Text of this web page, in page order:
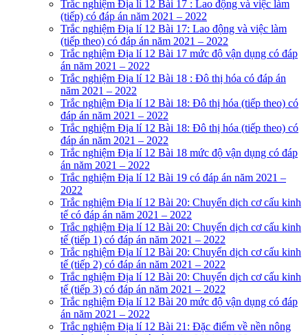
Trắc nghiệm Địa lí 12 Bài 17 : Lao động và việc làm
(tiếp) có đáp án năm 2021 – 2022
Trắc nghiệm Địa lí 12 Bài 17: Lao động và việc làm
(tiếp theo) có đáp án năm 2021 – 2022
Trắc nghiệm Địa lí 12 Bài 17 mức độ vận dụng có đáp
án năm 2021 – 2022
Trắc nghiệm Địa lí 12 Bài 18 : Đô thị hóa có đáp án
năm 2021 – 2022
Trắc nghiệm Địa lí 12 Bài 18: Đô thị hóa (tiếp theo) có
đáp án năm 2021 – 2022
Trắc nghiệm Địa lí 12 Bài 18: Đô thị hóa (tiếp theo) có
đáp án năm 2021 – 2022
Trắc nghiệm Địa lí 12 Bài 18 mức độ vận dụng có đáp
án năm 2021 – 2022
Trắc nghiệm Địa lí 12 Bài 19 có đáp án năm 2021 –
2022
Trắc nghiệm Địa lí 12 Bài 20: Chuyển dịch cơ cấu kinh
tế có đáp án năm 2021 – 2022
Trắc nghiệm Địa lí 12 Bài 20: Chuyển dịch cơ cấu kinh
tế (tiếp 1) có đáp án năm 2021 – 2022
Trắc nghiệm Địa lí 12 Bài 20: Chuyển dịch cơ cấu kinh
tế (tiếp 2) có đáp án năm 2021 – 2022
Trắc nghiệm Địa lí 12 Bài 20: Chuyển dịch cơ cấu kinh
tế (tiếp 3) có đáp án năm 2021 – 2022
Trắc nghiệm Địa lí 12 Bài 20 mức độ vận dụng có đáp
án năm 2021 – 2022
Trắc nghiệm Địa lí 12 Bài 21: Đặc điểm về nền nông